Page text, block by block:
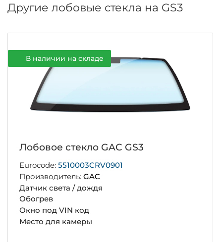
Другие лобовые стекла на GS3
В наличии на складе
Лобовое стекло GAC GS3
Eurocode: 5510003CRV0901
Производитель: GAC
Датчик света / дождя
Обогрев
Окно под VIN код
Место для камеры